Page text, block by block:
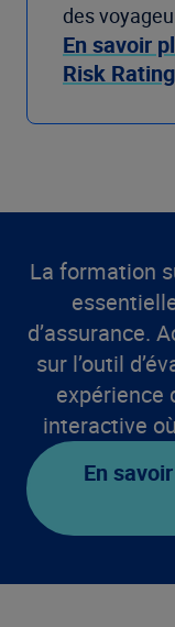
des
En savoir
Risk
La formation
d’assurance.
sur l’outil
expérience
interactive
En